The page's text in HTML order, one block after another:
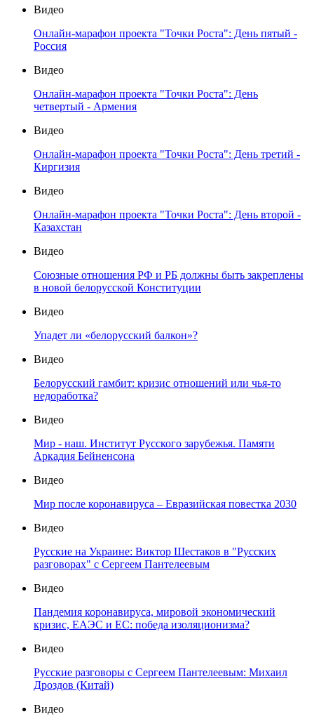
Видео
Онлайн-марафон проекта "Точки Роста": День пятый -
Россия
Видео
Онлайн-марафон проекта "Точки Роста": День
четвертый - Армения
Видео
Онлайн-марафон проекта "Точки Роста": День третий -
Киргизия
Видео
Онлайн-марафон проекта "Точки Роста": День второй -
Казахстан
Видео
Союзные отношения РФ и РБ должны быть закреплены
в новой белорусской Конституции
Видео
Упадет ли «белорусский балкон»?
Видео
Белорусский гамбит: кризис отношений или чья-то
недоработка?
Видео
Мир - наш. Институт Русского зарубежья. Памяти
Аркадия Бейненсона
Видео
Мир после коронавируса – Евразийская повестка 2030
Видео
Русские на Украине: Виктор Шестаков в "Русских
разговорах" с Сергеем Пантелеевым
Видео
Пандемия коронавируса, мировой экономический
кризис, ЕАЭС и ЕС: победа изоляционизма?
Видео
Русские разговоры с Сергеем Пантелеевым: Михаил
Дроздов (Китай)
Видео